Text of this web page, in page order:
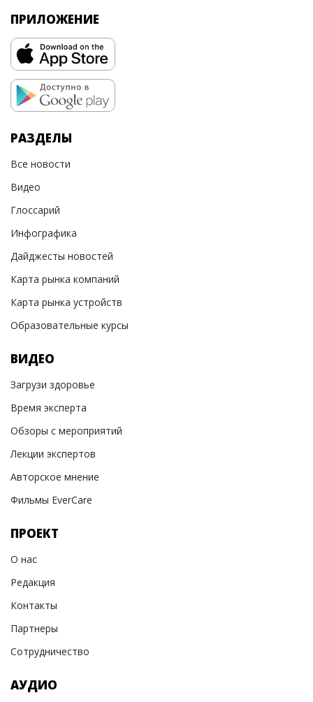
ПРИЛОЖЕНИЕ
РАЗДЕЛЫ
Все новости
Видео
Глоссарий
Инфографика
Дайджесты новостей
Карта рынка компаний
Карта рынка устройств
Образовательные курсы
ВИДЕО
Загрузи здоровье
Время эксперта
Обзоры с мероприятий
Лекции экспертов
Авторское мнение
Фильмы EverCare
ПРОЕКТ
О нас
Редакция
Контакты
Партнеры
Сотрудничество
АУДИО